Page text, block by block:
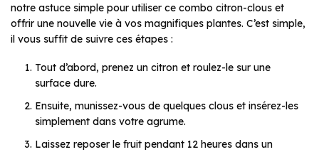
notre astuce simple pour utiliser ce combo citron-clous et
offrir une nouvelle vie à vos magnifiques plantes. C’est simple,
il vous suffit de suivre ces étapes :
Tout d’abord, prenez un citron et roulez-le sur une
surface dure.
Ensuite, munissez-vous de quelques clous et insérez-les
simplement dans votre agrume.
Laissez reposer le fruit pendant 12 heures dans un